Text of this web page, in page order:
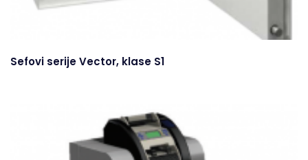
Sefovi serije Vector, klase S1